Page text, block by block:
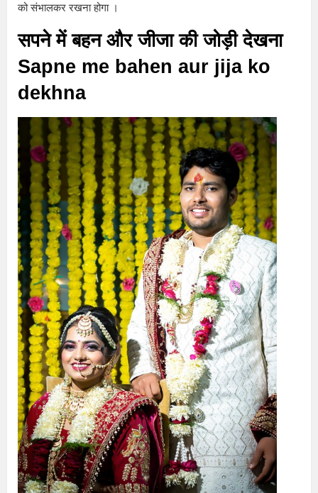
को संभालकर रखना होगा ।
सपने में बहन और जीजा की जोड़ी देखना
Sapne me bahen aur jija ko
dekhna